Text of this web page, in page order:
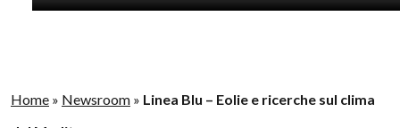
Home » Newsroom » Linea Blu – Eolie e ricerche sul clima